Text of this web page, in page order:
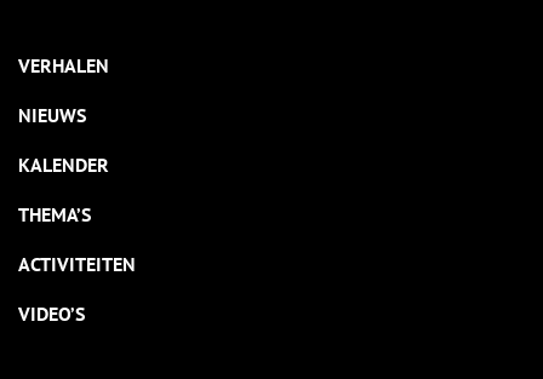
VERHALEN
NIEUWS
KALENDER
THEMA’S
ACTIVITEITEN
VIDEO’S